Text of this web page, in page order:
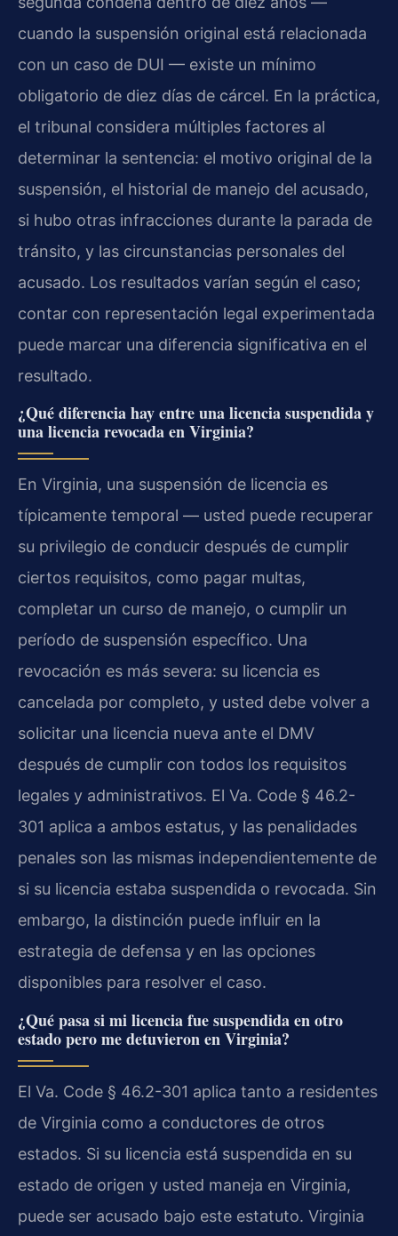
cuando la suspensión original está relacionada
con un caso de DUI — existe un mínimo
obligatorio de diez días de cárcel. En la práctica,
el tribunal considera múltiples factores al
determinar la sentencia: el motivo original de la
suspensión, el historial de manejo del acusado,
si hubo otras infracciones durante la parada de
tránsito, y las circunstancias personales del
acusado. Los resultados varían según el caso;
contar con representación legal experimentada
puede marcar una diferencia significativa en el
resultado.
¿Qué diferencia hay entre una licencia suspendida y
una licencia revocada en Virginia?
En Virginia, una suspensión de licencia es
típicamente temporal — usted puede recuperar
su privilegio de conducir después de cumplir
ciertos requisitos, como pagar multas,
completar un curso de manejo, o cumplir un
período de suspensión específico. Una
revocación es más severa: su licencia es
cancelada por completo, y usted debe volver a
solicitar una licencia nueva ante el DMV
después de cumplir con todos los requisitos
legales y administrativos. El Va. Code § 46.2-
301 aplica a ambos estatus, y las penalidades
penales son las mismas independientemente de
si su licencia estaba suspendida o revocada. Sin
embargo, la distinción puede influir en la
estrategia de defensa y en las opciones
disponibles para resolver el caso.
¿Qué pasa si mi licencia fue suspendida en otro
estado pero me detuvieron en Virginia?
El Va. Code § 46.2-301 aplica tanto a residentes
de Virginia como a conductores de otros
estados. Si su licencia está suspendida en su
estado de origen y usted maneja en Virginia,
puede ser acusado bajo este estatuto. Virginia